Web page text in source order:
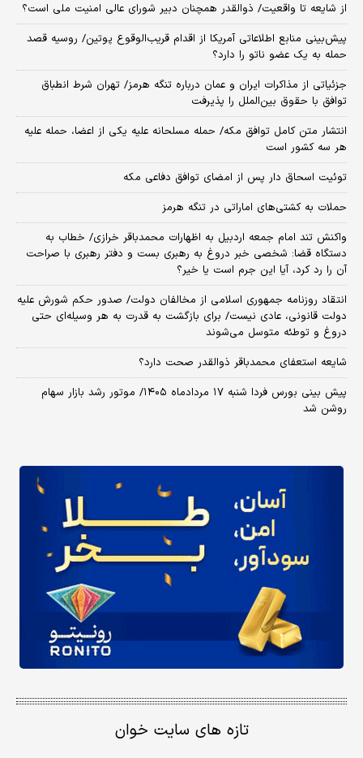
از شایعه تا واقعیت/ ذوالقدر همچنان دبیر شورای ‌عالی امنیت ملی است؟
پیش‌بینی منابع اطلاعاتی آمریکا از اقدام قریب‌الوقوع پوتین/ روسیه قصد
حمله به یک عضو ناتو را دارد؟
جزئیاتی از مذاکرات ایران و عمان درباره تنگه هرمز/ تهران شرط انطباق
توافق با حقوق بین‌الملل را پذیرفت
انتشار متن کامل توافق مکه/ حمله مسلحانه علیه یکی از اعضا، حمله علیه
هر سه کشور است
توئیت اسحاق دار پس از امضای توافق دفاعی مکه
حملات به کشتی‌های اماراتی در تنگه هرمز
واکنش تند امام جمعه اردبیل به اظهارات محمدباقر خرازی/ خطاب به
دستگاه قضا: شخصی خبر دروغ به رهبری بست و دفتر رهبری با صراحت
آن را رد کرد، آیا این جرم است یا خیر؟
انتقاد روزنامه جمهوری اسلامی از مخالفان دولت/ صدور حکم شورش علیه
دولت قانونی، عادی نیست/ برای بازگشت به قدرت به هر وسیله‌ای حتی
دروغ و توطئه متوسل می‌شوند
شایعه استعفای محمدباقر ذوالقدر صحت دارد؟
پیش بینی بورس فردا شنبه ۱۷ مردادماه ۱۴۰۵/ موتور رشد بازار سهام
روشن شد
تازه های سایت خوان